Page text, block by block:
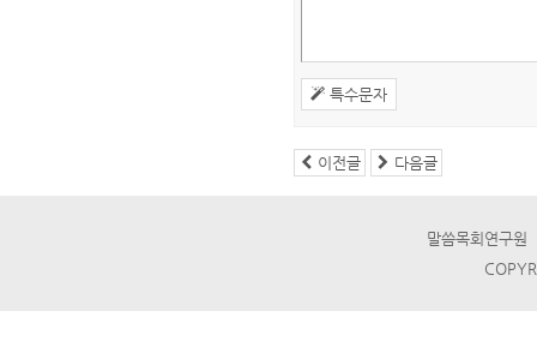
특수문자
이전글 다음글
말씀목회연